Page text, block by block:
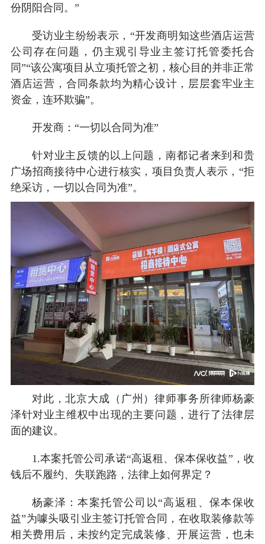
份阴阳合同。”
受访业主纷纷表示，“开发商明知这些酒店运营
公司存在问题，仍主观引导业主签订托管委托合
同”“该公寓项目从立项托管之初，核心目的并非正常
酒店运营，合同条款均为精心设计，层层套牢业主
资金，连环欺骗”。
开发商：“一切以合同为准”
针对业主反馈的以上问题，南都记者来到和贵
广场招商接待中心进行核实，项目负责人表示，“拒
绝采访，一切以合同为准”。
对此，北京大成（广州）律师事务所律师杨豪
泽针对业主维权中出现的主要问题，进行了法律层
面的建议。
1.本案托管公司承诺“高返租、保本保收益”，收
钱后不履约、失联跑路，法律上如何界定？
杨豪泽：本案托管公司以“高返租、保本保收
益”为噱头吸引业主签订托管合同，在收取装修款等
相关费用后，未按约定完成装修、开展运营，也未